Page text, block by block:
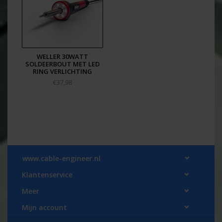
WELLER 30WATT
SOLDEERBOUT MET LED
RING VERLICHTING
€37,98
www.cable-engineer.nl
Klantenservice
Meer
Mijn account